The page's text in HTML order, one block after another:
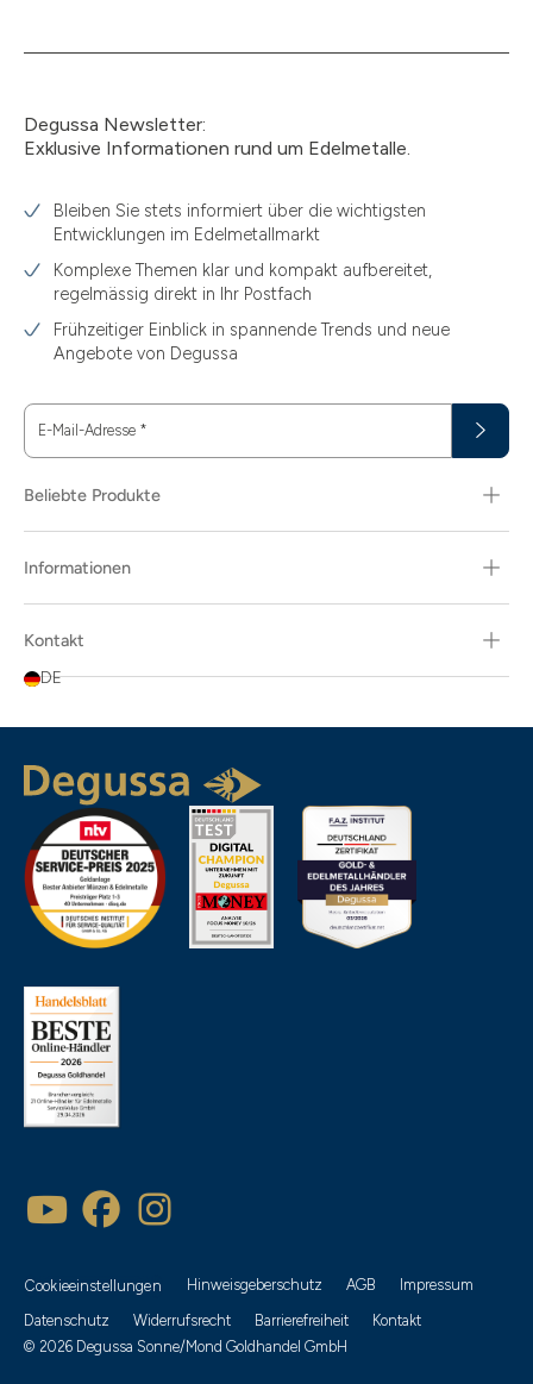
Degussa Newsletter:
Exklusive Informationen rund um Edelmetalle.
Bleiben Sie stets informiert über die wichtigsten
Entwicklungen im Edelmetallmarkt
Komplexe Themen klar und kompakt aufbereitet,
regelmässig direkt in Ihr Postfach
Frühzeitiger Einblick in spannende Trends und neue
Angebote von Degussa
E-Mail-Adresse *
Beliebte Produkte
Informationen
Kontakt
DE
Cookieeinstellungen Hinweisgeberschutz AGB
Impressum
Datenschutz
Widerrufsrecht Barrierefreiheit
Kontakt
© 2026 Degussa Sonne/Mond Goldhandel GmbH